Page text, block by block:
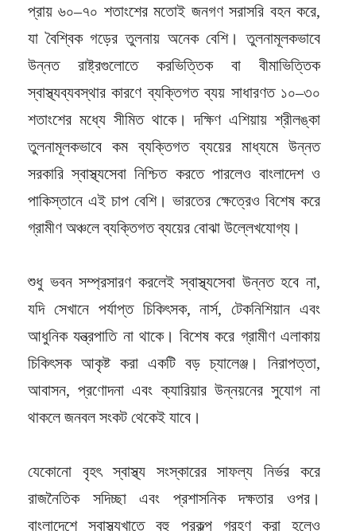
প্রায় ৬০–৭০ শতাংশের মতোই জনগণ সরাসরি বহন করে,
যা বৈশ্বিক গড়ের তুলনায় অনেক বেশি। তুলনামূলকভাবে
উন্নত রাষ্ট্রগুলোতে করভিত্তিক বা বীমাভিত্তিক
স্বাস্থ্যব্যবস্থার কারণে ব্যক্তিগত ব্যয় সাধারণত ১০–৩০
শতাংশের মধ্যে সীমিত থাকে। দক্ষিণ এশিয়ায় শ্রীলঙ্কা
তুলনামূলকভাবে কম ব্যক্তিগত ব্যয়ের মাধ্যমে উন্নত
সরকারি স্বাস্থ্যসেবা নিশ্চিত করতে পারলেও বাংলাদেশ ও
পাকিস্তানে এই চাপ বেশি। ভারতের ক্ষেত্রেও বিশেষ করে
গ্রামীণ অঞ্চলে ব্যক্তিগত ব্যয়ের বোঝা উল্লেখযোগ্য।
শুধু ভবন সম্প্রসারণ করলেই স্বাস্থ্যসেবা উন্নত হবে না,
যদি সেখানে পর্যাপ্ত চিকিৎসক, নার্স, টেকনিশিয়ান এবং
আধুনিক যন্ত্রপাতি না থাকে। বিশেষ করে গ্রামীণ এলাকায়
চিকিৎসক আকৃষ্ট করা একটি বড় চ্যালেঞ্জ। নিরাপত্তা,
আবাসন, প্রণোদনা এবং ক্যারিয়ার উন্নয়নের সুযোগ না
থাকলে জনবল সংকট থেকেই যাবে।
যেকোনো বৃহৎ স্বাস্থ্য সংস্কারের সাফল্য নির্ভর করে
রাজনৈতিক সদিচ্ছা এবং প্রশাসনিক দক্ষতার ওপর।
বাংলাদেশে স্বাস্থ্যখাতে বহু প্রকল্প গ্রহণ করা হলেও